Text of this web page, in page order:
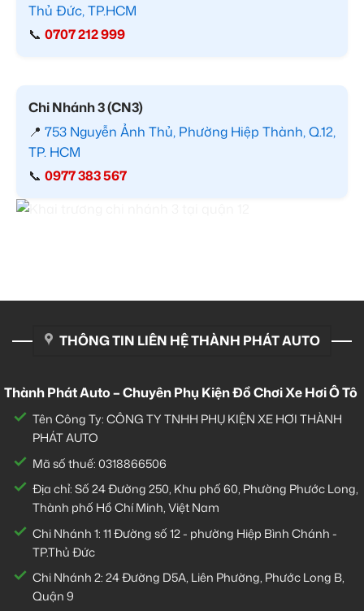
Thủ Đức, TP.HCM
📞 0707 212 999
Chi Nhánh 3 (CN3)
📍 753 Nguyễn Ảnh Thủ, Phường Hiệp Thành, Q.12,
TP. HCM
📞 0977 383 567
THÔNG TIN LIÊN HỆ THÀNH PHÁT AUTO
Thành Phát Auto – Chuyên Phụ Kiện Đồ Chơi Xe Hơi Ô Tô
Tên Công Ty: CÔNG TY TNHH PHỤ KIỆN XE HƠI THÀNH
PHÁT AUTO
Mã số thuế: 0318866506
Địa chỉ: Số 24 Đường 250, Khu phố 60, Phường Phước Long,
Thành phố Hồ Chí Minh, Việt Nam
Chi Nhánh 1:11 Đường số 12 - phường Hiệp Bình Chánh -
TP.Thủ Đức
Chi Nhánh 2:24 Đường D5A, Liên Phường, Phước Long B,
Quận 9